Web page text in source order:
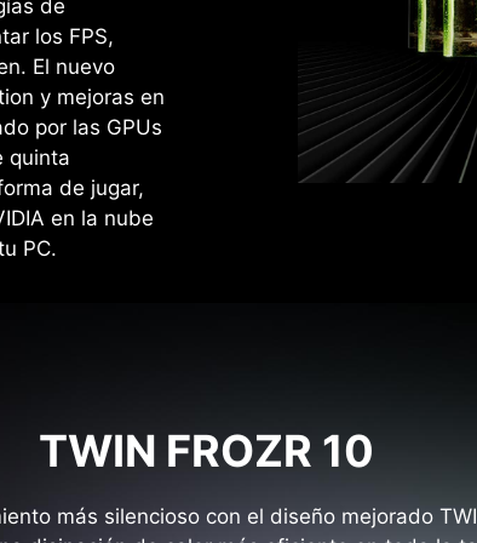
de
los FPS,
El nuevo
y mejoras en
por las GPUs
quinta
de jugar,
en la nube
PC.
TWIN FROZR 10
más silencioso con el diseño mejorado